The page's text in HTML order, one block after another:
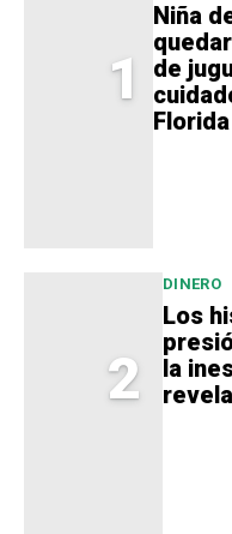
1
Niña
de
Florida
2
DINERO
Los
la